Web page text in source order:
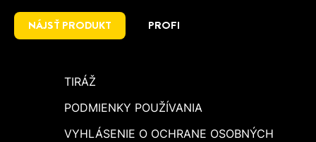
NÁJSŤ PRODUKT PROFI
TIRÁŽ
PODMIENKY POUŽÍVANIA
VYHLÁSENIE O OCHRANE OSOBNÝCH